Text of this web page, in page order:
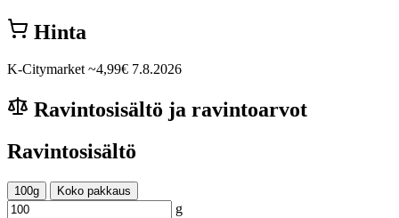
Hinta
K-Citymarket ~4,99€ 7.8.2026
Ravintosisältö ja ravintoarvot
Ravintosisältö
100g Koko pakkaus
g